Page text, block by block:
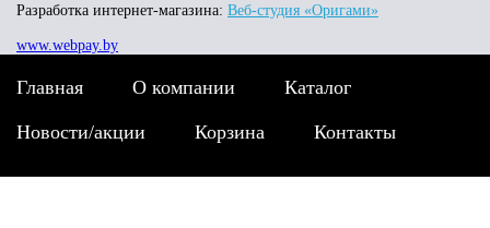
Разработка интернет-магазина: Веб-студия «Оригами»
www.webpay.by
Главная О компании Каталог
Новости/акции Корзина Контакты